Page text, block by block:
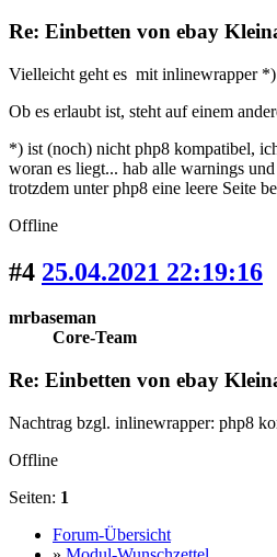
Re: Einbetten von ebay
Vielleicht geht es mit inlinewrapper *)
Ob es erlaubt ist, steht auf einem
*) ist (noch) nicht php8 kompatibel,
woran es liegt... hab alle warnings
trotzdem unter php8 eine leere Seite
Offline
#4 25.04.2021 22:19:16
mrbaseman
Core-Team
Re: Einbetten von ebay
Nachtrag bzgl. inlinewrapper: php8
Offline
Seiten: 1
Forum-Übersicht